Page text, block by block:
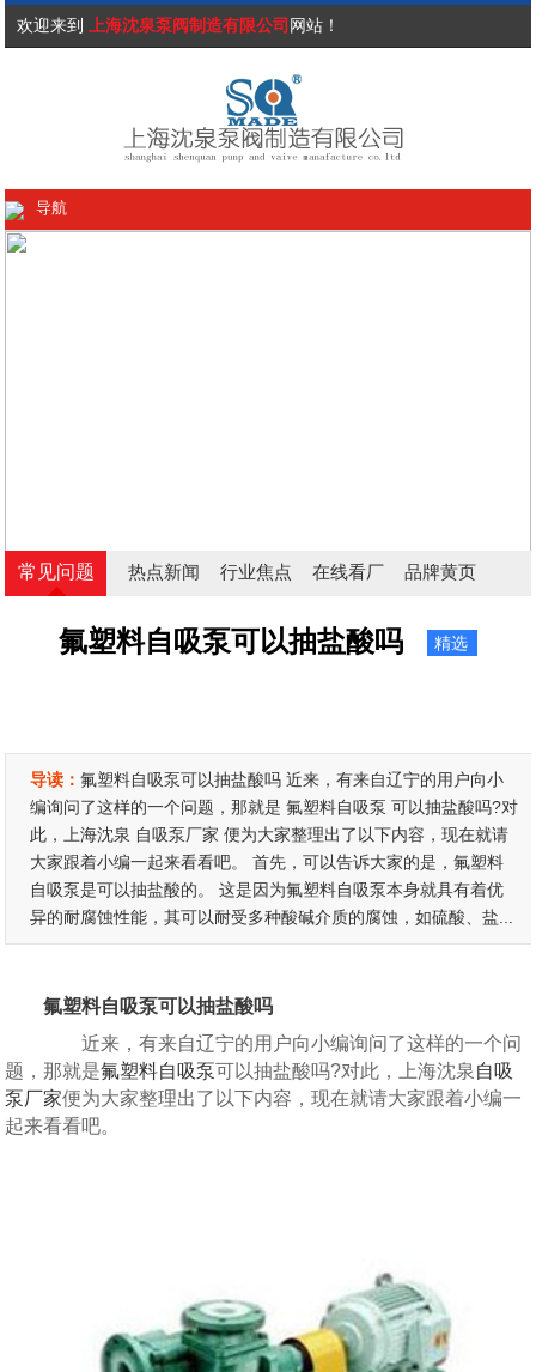
欢迎来到 上海沈泉泵阀制造有限公司 网站！
导航
常见问题 热点新闻 行业焦点 在线看厂 品牌黄页
氟塑料自吸泵可以抽盐酸吗 精选
导读：氟塑料自吸泵可以抽盐酸吗 近来，有来自辽宁的用户向小
编询问了这样的一个问题，那就是 氟塑料自吸泵 可以抽盐酸吗?对
此，上海沈泉 自吸泵厂家 便为大家整理出了以下内容，现在就请
大家跟着小编一起来看看吧。 首先，可以告诉大家的是，氟塑料
自吸泵是可以抽盐酸的。 这是因为氟塑料自吸泵本身就具有着优
异的耐腐蚀性能，其可以耐受多种酸碱介质的腐蚀，如硫酸、盐...
氟塑料自吸泵可以抽盐酸吗
近来，有来自辽宁的用户向小编询问了这样的一个问
题，那就是氟塑料自吸泵可以抽盐酸吗?对此，上海沈泉 自吸
泵厂家便为大家整理出了以下内容，现在就请大家跟着小编一
起来看看吧。